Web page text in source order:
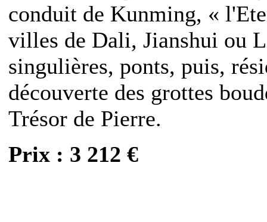
conduit de Kunming, «
villes de Dali, Jianshui ou
singulières, ponts, puis,
découverte des grottes
Trésor de Pierre.
Prix : 3 212 €